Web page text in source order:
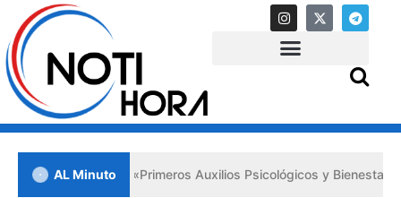
AL Minuto
en Lara impulsa los «Primeros Auxilios Psicológicos y Bienestar